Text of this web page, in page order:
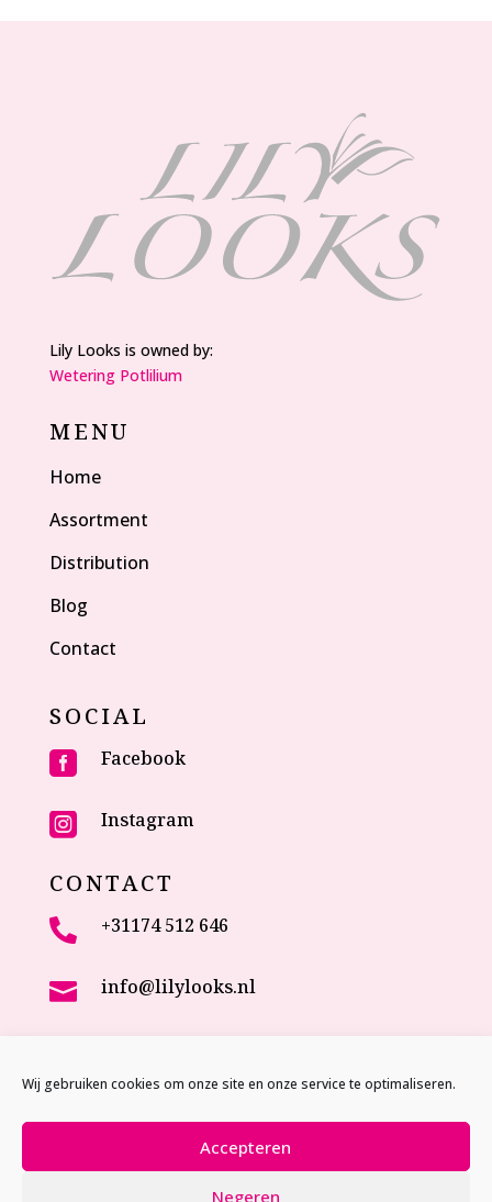
Wij gebruiken cookies om onze site en onze service te optimaliseren.
Accepteren
Negeren
Lily Looks is owned by:
Wetering Potlilium
MENU
Home
Assortment
Distribution
Blog
Contact
SOCIAL
 Facebook
 Instagram
CONTACT
 +31174 512 646
 info@lilylooks.nl
2635 NC Den Hoorn (ZH)